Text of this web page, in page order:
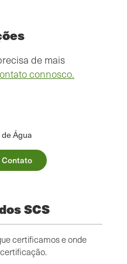
de mais
connosco.
Água
Contato
SCS
certificamos e onde